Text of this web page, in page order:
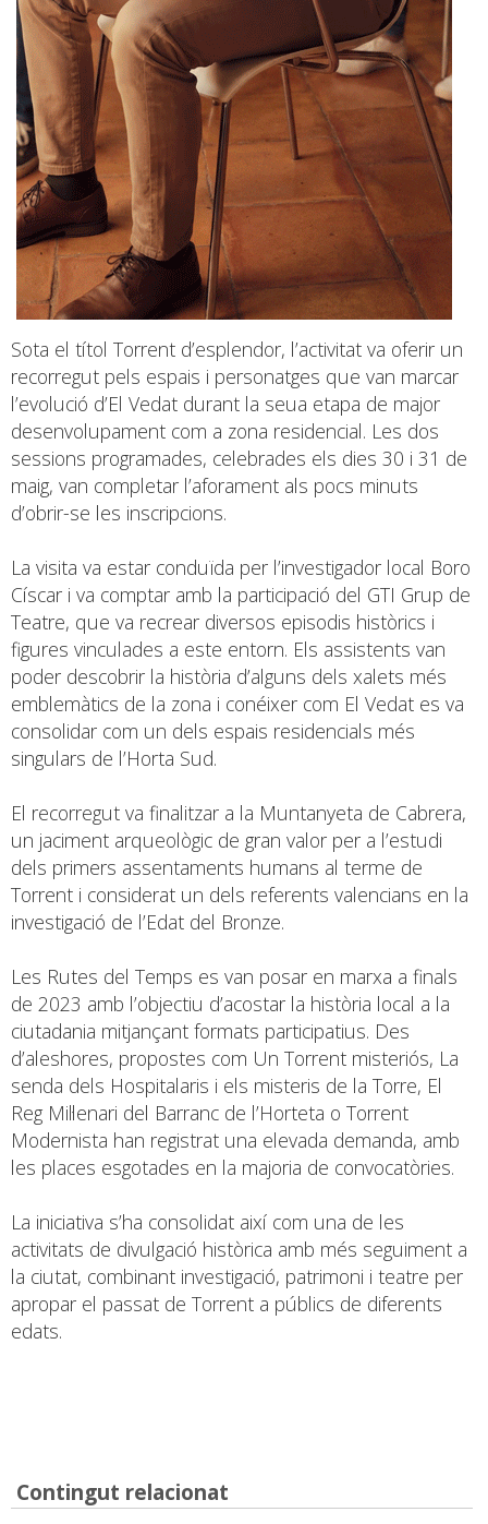
Sota el títol Torrent d’esplendor, l’activitat va oferir un
recorregut pels espais i personatges que van marcar
l’evolució d’El Vedat durant la seua etapa de major
desenvolupament com a zona residencial. Les dos
sessions programades, celebrades els dies 30 i 31 de
maig, van completar l’aforament als pocs minuts
d’obrir-se les inscripcions.
La visita va estar conduïda per l’investigador local Boro
Císcar i va comptar amb la participació del GTI Grup de
Teatre, que va recrear diversos episodis històrics i
figures vinculades a este entorn. Els assistents van
poder descobrir la història d’alguns dels xalets més
emblemàtics de la zona i conéixer com El Vedat es va
consolidar com un dels espais residencials més
singulars de l’Horta Sud.
El recorregut va finalitzar a la Muntanyeta de Cabrera,
un jaciment arqueològic de gran valor per a l’estudi
dels primers assentaments humans al terme de
Torrent i considerat un dels referents valencians en la
investigació de l’Edat del Bronze.
Les Rutes del Temps es van posar en marxa a finals
de 2023 amb l’objectiu d’acostar la història local a la
ciutadania mitjançant formats participatius. Des
d’aleshores, propostes com Un Torrent misteriós, La
senda dels Hospitalaris i els misteris de la Torre, El
Reg Mil·lenari del Barranc de l’Horteta o Torrent
Modernista han registrat una elevada demanda, amb
les places esgotades en la majoria de convocatòries.
La iniciativa s’ha consolidat així com una de les
activitats de divulgació històrica amb més seguiment a
la ciutat, combinant investigació, patrimoni i teatre per
apropar el passat de Torrent a públics de diferents
edats.
Contingut relacionat